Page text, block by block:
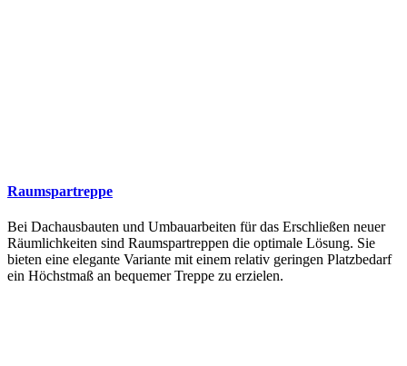
Raumspartreppe
Bei Dachausbauten und Umbauarbeiten für das Erschließen neuer
Räumlichkeiten sind Raumspartreppen die optimale Lösung. Sie
bieten eine elegante Variante mit einem relativ geringen Platzbedarf
ein Höchstmaß an bequemer Treppe zu erzielen.